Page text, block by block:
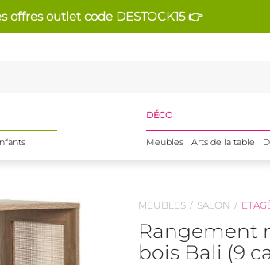
offres outlet code DESTOCK15 👉
DÉCO
Meubles Arts de la table
MEUBLES SALON
Rangement
bois Bali (9